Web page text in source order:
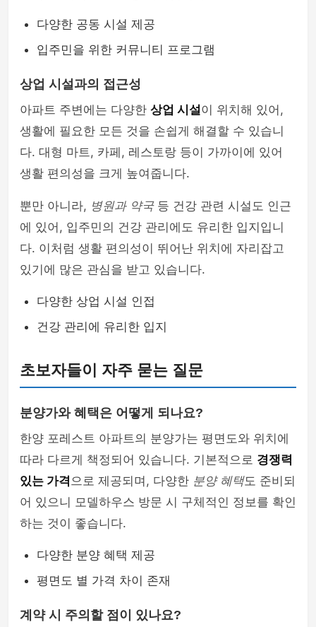
다양한 공동 시설 제공
입주민을 위한 커뮤니티 프로그램
상업 시설과의 접근성
아파트 주변에는 다양한 상업 시설이 위치해 있어,
생활에 필요한 모든 것을 손쉽게 해결할 수 있습니
다. 대형 마트, 카페, 레스토랑 등이 가까이에 있어
생활 편의성을 크게 높여줍니다.
뿐만 아니라, 병원과 약국등 건강 관련 시설도 인근
에 있어, 입주민의 건강 관리에도 유리한 입지입니
다. 이처럼 생활 편의성이 뛰어난 위치에 자리잡고
있기에 많은 관심을 받고 있습니다.
다양한 상업 시설 인접
건강 관리에 유리한 입지
초보자들이 자주 묻는 질문
분양가와 혜택은 어떻게 되나요?
한양 포레스트 아파트의 분양가는 평면도와 위치에
따라 다르게 책정되어 있습니다. 기본적으로 경쟁력
있는 가격으로 제공되며, 다양한 분양 혜택도 준비되
어 있으니 모델하우스 방문 시 구체적인 정보를 확인
하는 것이 좋습니다.
다양한 분양 혜택 제공
평면도 별 가격 차이 존재
계약 시 주의할 점이 있나요?